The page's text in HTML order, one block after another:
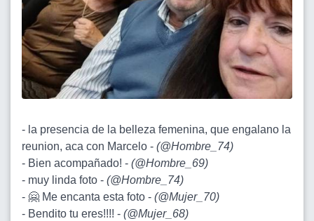
- la presencia de la belleza femenina, que engalano la
reunion, aca con Marcelo - (@Hombre_74)
- Bien acompañado! - (@Hombre_69)
- muy linda foto - (@Hombre_74)
- 🤗 Me encanta esta foto - (@Mujer_70)
- Bendito tu eres!!!! - (@Mujer_68)